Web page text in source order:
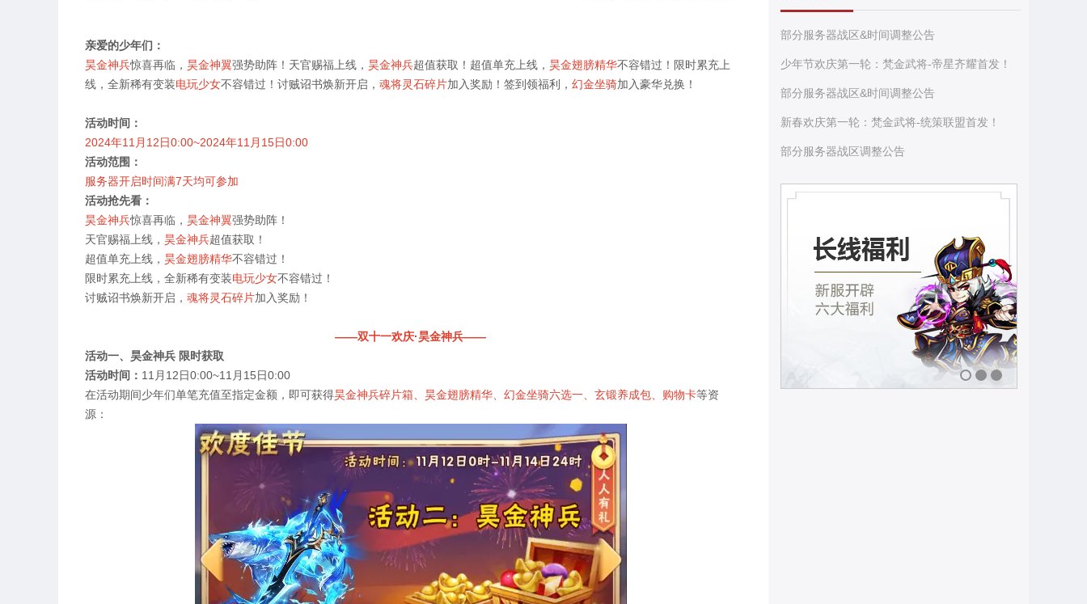
亲爱的少年们：
昊金神兵惊喜再临， 昊金神翼强势助阵！天官赐福上线， 昊金神兵超值获取！超值单充上线， 昊金翅膀精华不容错过！限时累充上
线，全新稀有变装电玩少女不容错过！讨贼诏书焕新开启， 魂将灵石碎片加入奖励！签到领福利， 幻金坐骑加入豪华兑换！
活动时间：
2024年11 月 12日0:00~2024年11 月 15日0:00
活动范围：
服务器开启时间满7天均可参加
活动抢先看：
昊金神兵惊喜再临， 昊金神翼强势助阵！
天官赐福上线， 昊金神兵超值获取！
超值单充上线， 昊金翅膀精华不容错过！
限时累充上线，全新稀有变装电玩少女不容错过！
讨贼诏书焕新开启， 魂将灵石碎片加入奖励！
——双十一欢庆·昊金神兵——
活动一、昊金神兵 限时获取
活动时间： 11 月 12日0:00~11 月 15日0:00
在活动期间少年们单笔充值至指定金额，即可获得昊金神兵碎片箱、昊金翅膀精华、幻金坐骑六选一、玄锻养成包、购物卡等资
源：
部分服务器战区&时间调整公告
少年节欢庆第一轮：梵金武将-帝星齐耀首发！
部分服务器战区&时间调整公告
新春欢庆第一轮：梵金武将-统策联盟首发！
部分服务器战区调整公告